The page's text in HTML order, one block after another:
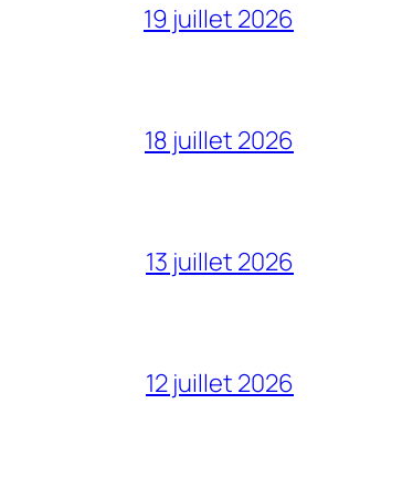
19 juillet 2026
18 juillet 2026
13 juillet 2026
12 juillet 2026